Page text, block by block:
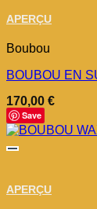
APERÇU
Boubou
BOUBOU EN
170,00 €
Save
APERÇU